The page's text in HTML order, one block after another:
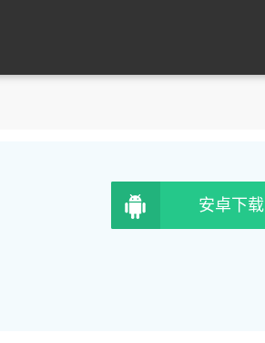
安卓下载